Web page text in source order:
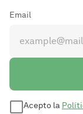
Email
Acepto la